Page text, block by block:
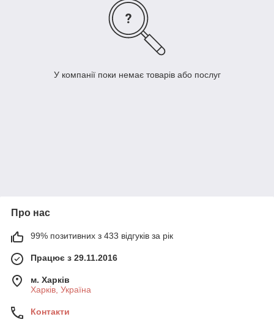
У компанії поки немає товарів або послуг
Про нас
99% позитивних з 433 відгуків за рік
Працює з 29.11.2016
м. Харків
Харків, Україна
Контакти